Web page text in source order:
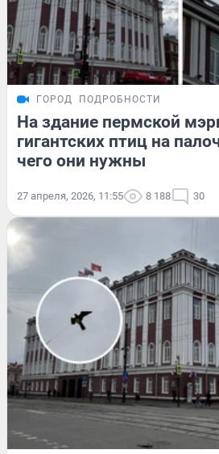
ГОРОД ПОДРОБНОСТИ
На здание пермской
гигантских птиц на
чего они нужны
27 апреля, 2026, 11:55 8 188 30